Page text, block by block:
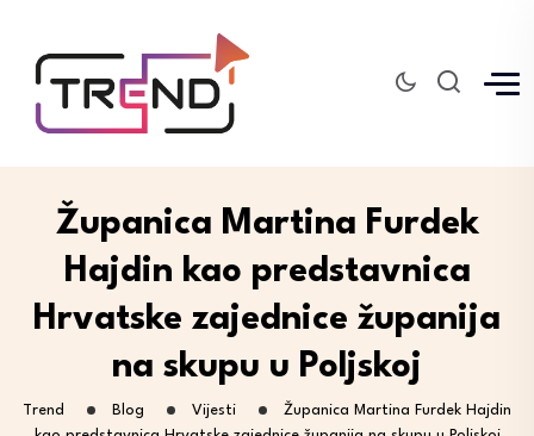
Županica Martina Furdek
Hajdin kao predstavnica
Hrvatske zajednice županija
na skupu u Poljskoj
Trend Blog Vijesti
Županica Martina Furdek Hajdin